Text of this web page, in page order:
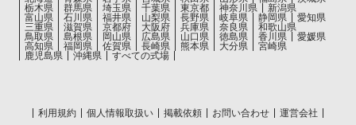
栃木県
群馬県 埼玉県 千葉県 東京都 神奈川県
新潟県
富山県
石川県 福井県 山梨県 長野県 岐阜県 静岡県
愛知県
三重県
滋賀県 京都府 大阪府 兵庫県 奈良県
和歌山県
鳥取県
島根県 岡山県 広島県 山口県 徳島県 香川県
愛媛県
高知県
福岡県 佐賀県 長崎県 熊本県 大分県
宮崎県
鹿児島県
沖縄県 すべての式場
利用規約 個人情報取扱い 掲載依頼 お問い合わせ 運営会社